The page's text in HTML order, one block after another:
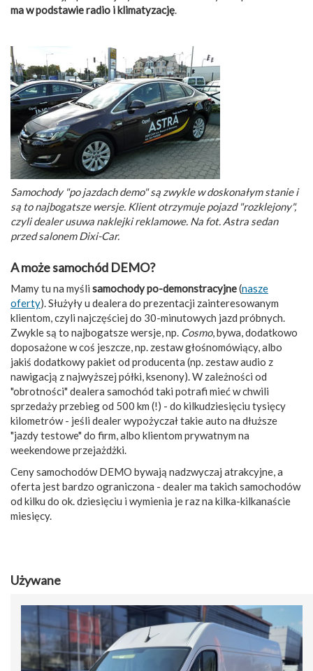
ma w podstawie radio i klimatyzację.
Samochody "po jazdach demo" są zwykle w doskonałym stanie i
są to najbogatsze wersje. Klient otrzymuje pojazd "rozklejony",
czyli dealer usuwa naklejki reklamowe. Na fot. Astra sedan
przed salonem Dixi-Car.
A może samochód DEMO?
Mamy tu na myśli samochody po-demonstracyjne(nasze
oferty). Służyły u dealera do prezentacji zainteresowanym
klientom, czyli najczęściej do 30-minutowych jazd próbnych.
Zwykle są to najbogatsze wersje, np. Cosmo, bywa, dodatkowo
doposażone w coś jeszcze, np. zestaw głośnomówiący, albo
jakiś dodatkowy pakiet od producenta (np. zestaw audio z
nawigacją z najwyższej półki, ksenony). W zależności od
"obrotności" dealera samochód taki potrafi mieć w chwili
sprzedaży przebieg od 500 km (!) - do kilkudziesięciu tysięcy
kilometrów - jeśli dealer wypożyczał takie auto na dłuższe
"jazdy testowe" do firm, albo klientom prywatnym na
weekendowe przejażdżki.
Ceny samochodów DEMO bywają nadzwyczaj atrakcyjne, a
oferta jest bardzo ograniczona - dealer ma takich samochodów
od kilku do ok. dziesięciu i wymienia je raz na kilka-kilkanaście
miesięcy.
Używane